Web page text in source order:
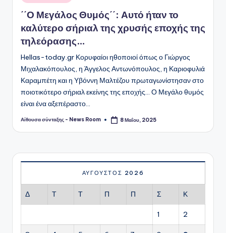
σε
΄΄Ο Μεγάλος Θυμός΄΄: Αυτό ήταν το
καλύτερο σήριαλ της χρυσής εποχής της
τηλεόρασης…
Hellas-today.gr Κορυφαίοι ηθοποιοί όπως ο Γιώργος
Μιχαλακόπουλος, η Άγγελος Αντωνόπουλος, η Καριοφυλιά
Καραμπέτη και η Υβόννη Μαλτέζου πρωταγωνίστησαν στο
ποιοτικότερο σήριαλ εκείνης της εποχής... Ο Μεγάλο θυμός
είναι ένα αξεπέραστο…
Συγγραφέας:
Αίθουσα σύνταξης - News Room 8 Μαΐου, 2025
ΑΎΓΟΥΣΤΟΣ 2026
Δ Τ Τ Π Π Σ Κ
1 2